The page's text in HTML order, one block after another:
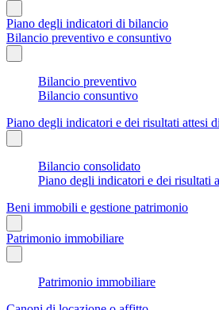
Piano degli indicatori di bilancio
Bilancio preventivo e consuntivo
Bilancio preventivo
Bilancio consuntivo
Piano degli indicatori e dei risultati attesi
Bilancio consolidato
Piano degli indicatori e dei risultati
Beni immobili e gestione patrimonio
Patrimonio immobiliare
Patrimonio immobiliare